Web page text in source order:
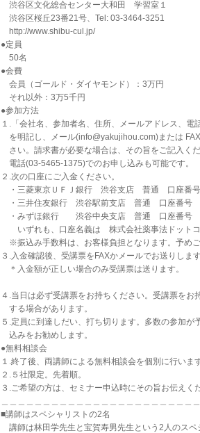
渋谷区文化総合センター大和田 学習室１
渋谷区桜丘23番21号、Tel: 03-3464-3251
http://www.shibu-cul.jp/
●定員
50名
●会費
会員（ゴールド・ダイヤモンド）：3万円
それ以外：3万5千円
●参加方法
１.「会社名、参加者名、住所、メールアドレス、電
を明記し、メール(info@yakujihou.com)または
さい。請求書が必要な場合は、その旨をご記入くだ
電話(03-5465-1375)でのお申し込みも可能です。
２.次の口座にご入金ください。
・三菱東京ＵＦＪ銀行 渋谷支店 普通 口座番
・三井住友銀行 渋谷駅前支店 普通 口座番号
・みずほ銀行 渋谷中央支店 普通 口座番号
いずれも、口座名義は 株式会社薬事法ドット
※振込み手数料は、お客様負担となります。予めご
３.入金確認後、受講票をFAXかメールでお送りします
＊入金額が正しい場合のみ受講票は送ります。
４.当日は必ず受講票をお持ちください。受講票をお
する場合があります。
５.定員に到達しだい、打ち切ります。多数の参加が
込みをお勧めします。
●無料相談会
１.終了後、両講師による無料相談会を個別に行います
２.５社限定。先着順。
３.ご希望の方は、セミナー申込時にその旨お伝えく
■講師はスペシャリストの2名
講師は林田学先生と宝賀寿男先生という2人のスペ